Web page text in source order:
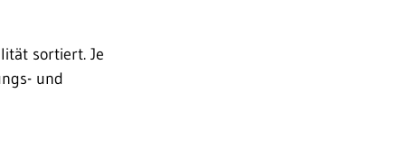
sortiert. Je
und